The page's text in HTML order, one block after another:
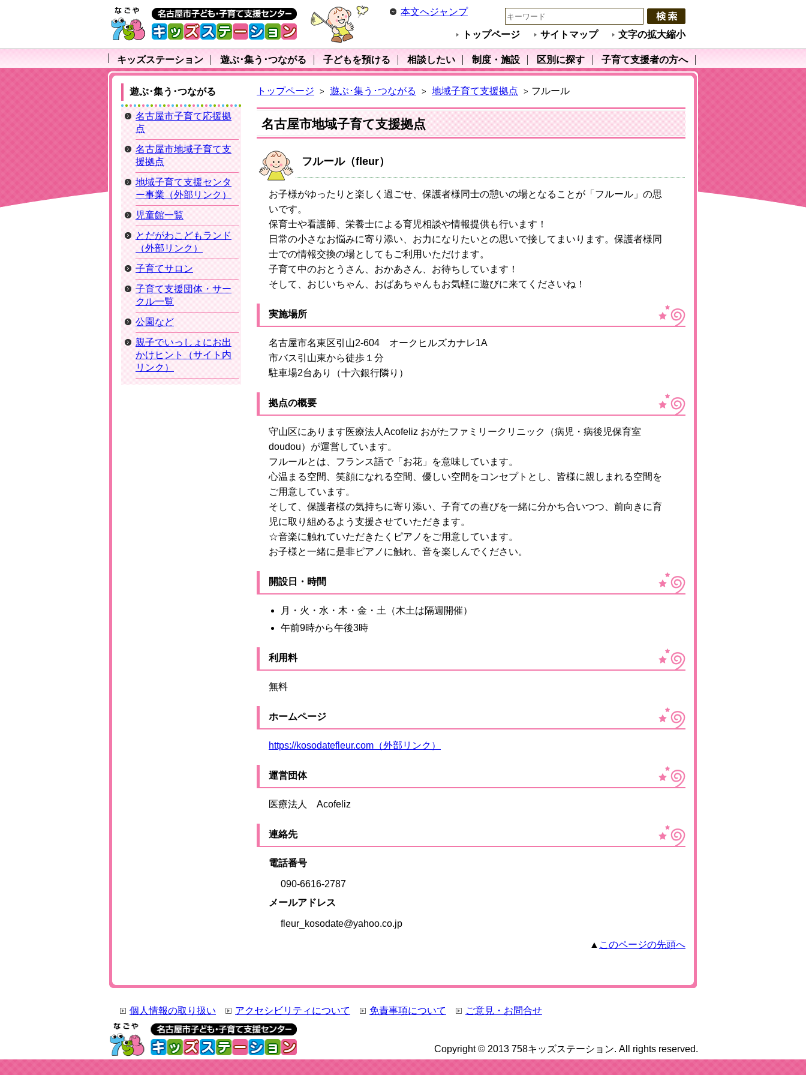
本文へジャンプ
トップページ サイトマップ 文字の拡大縮小
キッズステーション 遊ぶ･集う･つながる 子どもを預ける 相談したい 制度・施設 区別に探す 子育て支援者の方へ
トップページ > 遊ぶ･集う･つながる > 地域子育て支援拠点 > フルール
名古屋市地域子育て支援拠点
フルール（fleur）
お子様がゆったりと楽しく過ごせ、保護者様同士の憩いの場となることが「フルール」の思
いです。
保育士や看護師、栄養士による育児相談や情報提供も行います！
日常の小さなお悩みに寄り添い、お力になりたいとの思いで接してまいります。保護者様同
士での情報交換の場としてもご利用いただけます。
子育て中のおとうさん、おかあさん、お待ちしています！
そして、おじいちゃん、おばあちゃんもお気軽に遊びに来てくださいね！
実施場所
名古屋市名東区引山2-604 オークヒルズカナレ1A
市バス引山東から徒歩１分
駐車場2台あり（十六銀行隣り）
拠点の概要
守山区にあります医療法人Acofeliz おがたファミリークリニック（病児・病後児保育室
doudou）が運営しています。
フルールとは、フランス語で「お花」を意味しています。
心温まる空間、笑顔になれる空間、優しい空間をコンセプトとし、皆様に親しまれる空間を
ご用意しています。
そして、保護者様の気持ちに寄り添い、子育ての喜びを一緒に分かち合いつつ、前向きに育
児に取り組めるよう支援させていただきます。
☆音楽に触れていただきたくピアノをご用意しています。
お子様と一緒に是非ピアノに触れ、音を楽しんでください。
開設日・時間
月・火・水・木・金・土（木土は隔週開催）
午前9時から午後3時
利用料
無料
ホームページ
https://kosodatefleur.com（外部リンク）
運営団体
医療法人 Acofeliz
連絡先
電話番号
090-6616-2787
メールアドレス
fleur_kosodate@yahoo.co.jp
▲ このページの先頭へ
遊ぶ･集う･つながる
名古屋市子育て応援拠
点
名古屋市地域子育て支
援拠点
地域子育て支援センタ
ー事業（外部リンク）
児童館一覧
とだがわこどもランド
（外部リンク）
子育てサロン
子育て支援団体・サー
クル一覧
公園など
親子でいっしょにお出
かけヒント（サイト内
リンク）
個人情報の取り扱い アクセシビリティについて 免責事項について ご意見・お問合せ
Copyright © 2013 758キッズステーション. All rights reserved.